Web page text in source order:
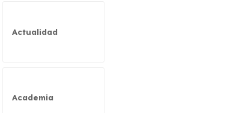
Actualidad
Academia